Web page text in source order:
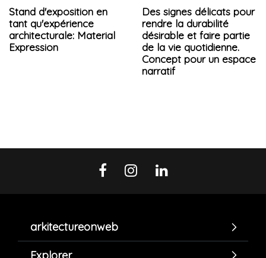
Stand d'exposition en
tant qu'expérience
architecturale: Material
Expression
Des signes délicats pour
rendre la durabilité
désirable et faire partie
de la vie quotidienne.
Concept pour un espace
narratif
arkitectureonweb
Explorer